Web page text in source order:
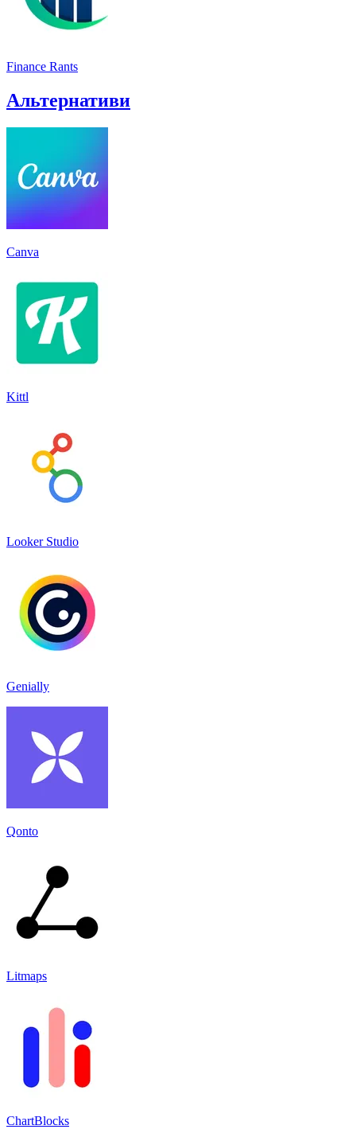
Finance Rants
Альтернативи
Canva
Kittl
Looker Studio
Genially
Qonto
Litmaps
ChartBlocks